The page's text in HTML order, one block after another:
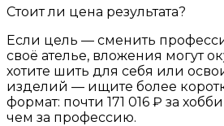
Стоит ли цена результата?
Если цель — сменить
своё ателье, вложения могут
хотите шить для себя или
изделий — ищите более
формат: почти 171 016 ₽ за
чем за профессию.